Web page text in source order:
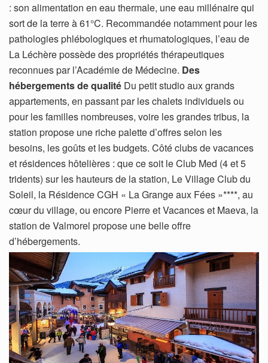
: son alimentation en eau thermale, une eau millénaire qui
sort de la terre à 61°C. Recommandée notamment pour les
pathologies phlébologiques et rhumatologiques, l’eau de
La Léchère possède des propriétés thérapeutiques
reconnues par l’Académie de Médecine. Des
hébergements de qualité Du petit studio aux grands
appartements, en passant par les chalets individuels ou
pour les familles nombreuses, voire les grandes tribus, la
station propose une riche palette d’offres selon les
besoins, les goûts et les budgets. Côté clubs de vacances
et résidences hôtelières : que ce soit le Club Med (4 et 5
tridents) sur les hauteurs de la station, Le Village Club du
Soleil, la Résidence CGH « La Grange aux Fées »****, au
cœur du village, ou encore Pierre et Vacances et Maeva, la
station de Valmorel propose une belle offre
d’hébergements.